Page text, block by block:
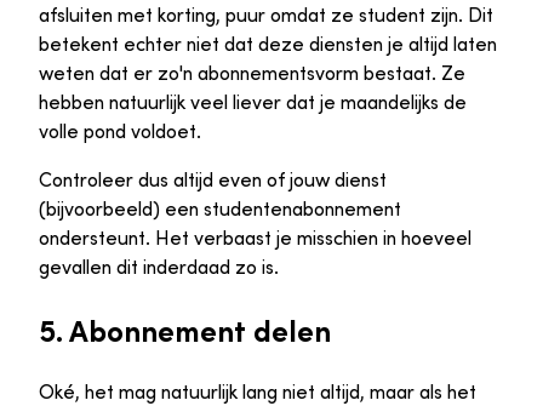
afsluiten met korting, puur omdat ze student zijn. Dit
betekent echter niet dat deze diensten je altijd laten
weten dat er zo'n abonnementsvorm bestaat. Ze
hebben natuurlijk veel liever dat je maandelijks de
volle pond voldoet.
Controleer dus altijd even of jouw dienst
(bijvoorbeeld) een studentenabonnement
ondersteunt. Het verbaast je misschien in hoeveel
gevallen dit inderdaad zo is.
5. Abonnement delen
Oké, het mag natuurlijk lang niet altijd, maar als het